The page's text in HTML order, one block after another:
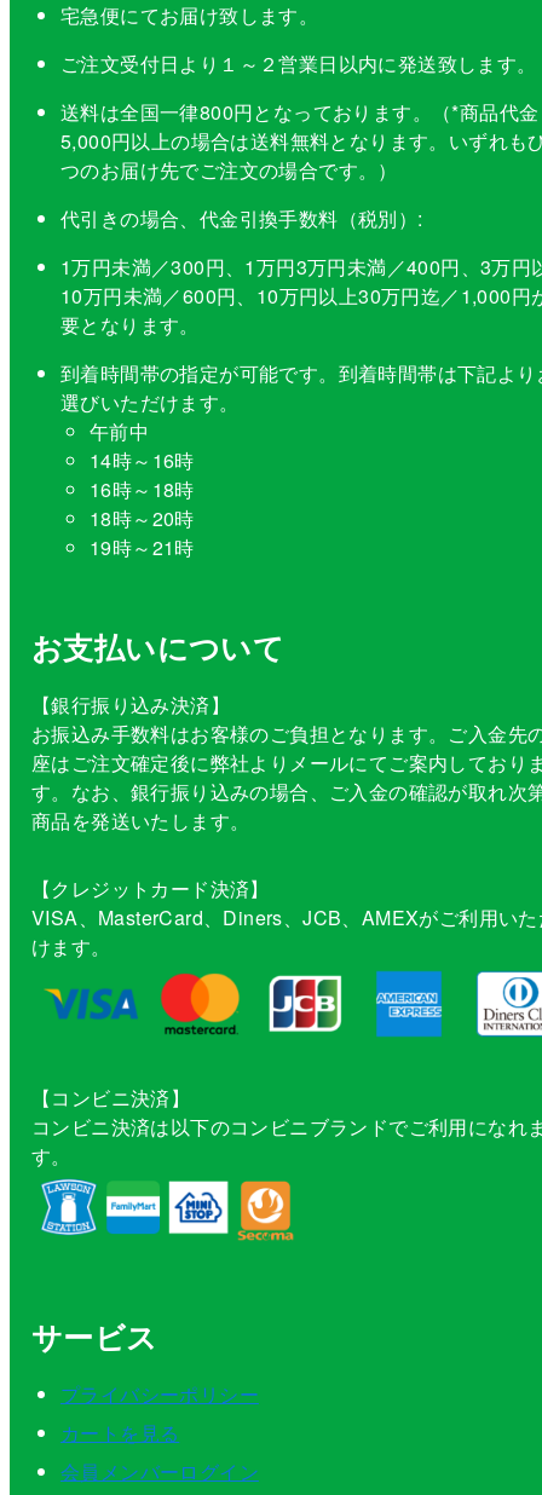
宅急便にてお届け致します。
ご注文受付日より１～２営業日以内に発送致します。
送料は全国一律800円となっております。（*商品代金
5,000円以上の場合は送料無料となります。いずれも
つのお届け先でご注文の場合です。）
代引きの場合、代金引換手数料（税別）:
1万円未満／300円、1万円3万円未満／400円、3万円
10万円未満／600円、10万円以上30万円迄／1,000円
要となります。
到着時間帯の指定が可能です。到着時間帯は下記より
選びいただけます。
午前中
14時～16時
16時～18時
18時～20時
19時～21時
お支払いについて
【銀行振り込み決済】
お振込み手数料はお客様のご負担となります。ご入金先
座はご注文確定後に弊社よりメールにてご案内しており
す。なお、銀行振り込みの場合、ご入金の確認が取れ次
商品を発送いたします。
【クレジットカード決済】
VISA、MasterCard、Diners、JCB、AMEXがご利用い
けます。
【コンビニ決済】
コンビニ決済は以下のコンビニブランドでご利用になれ
す。
サービス
プライバシーポリシー
カートを見る
会員メンバーログイン